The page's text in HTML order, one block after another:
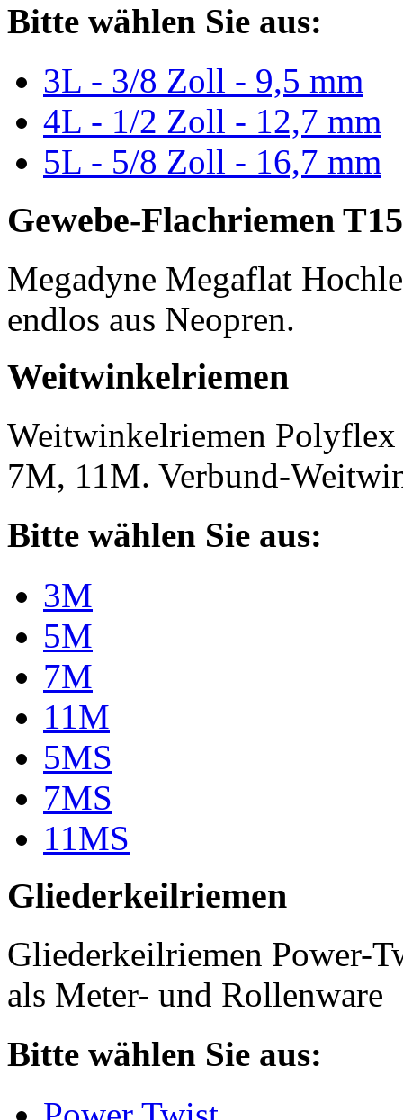
Bitte wählen Sie aus:
3L - 3/8 Zoll - 9,5 mm
4L - 1/2 Zoll - 12,7 mm
5L - 5/8 Zoll - 16,7 mm
Gewebe-Flachriemen
Megadyne Megaflat
endlos aus Neopren.
Weitwinkelriemen
Weitwinkelriemen
7M, 11M. Verbund-
Bitte wählen Sie aus:
3M
5M
7M
11M
5MS
7MS
11MS
Gliederkeilriemen
Gliederkeilriemen Power-
als Meter- und Rollenware
Bitte wählen Sie aus: